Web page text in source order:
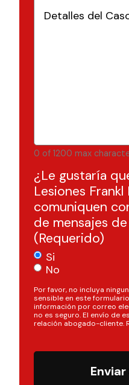
del
0 of 1200 max
¿Le gustaría
Lesiones Frankl
comuniquen
de mensajes
(Requerido)
Si
No
Por favor, no incluya
sensible en este
información por correo
no es seguro. El envío de
relación abogado-cliente.